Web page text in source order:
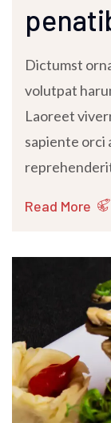
Dictumst
volutpat
Laoreet
sapiente orci
Read More